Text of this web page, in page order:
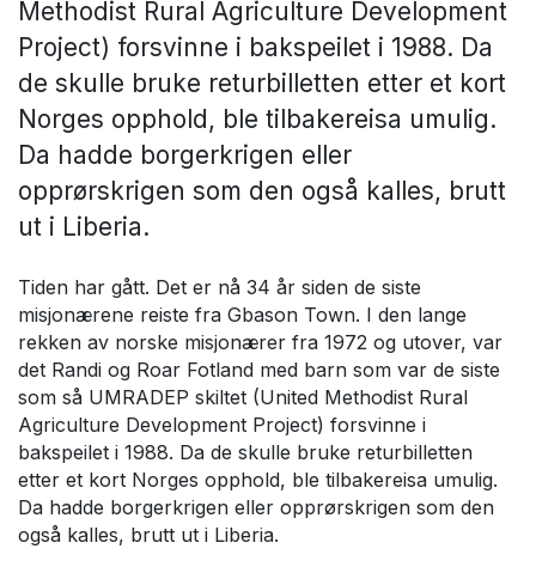
Methodist Rural Agriculture Development
Project) forsvinne i bakspeilet i 1988. Da
de skulle bruke returbilletten etter et kort
Norges opphold, ble tilbakereisa umulig.
Da hadde borgerkrigen eller
opprørskrigen som den også kalles, brutt
ut i Liberia.
Tiden har gått. Det er nå 34 år siden de siste
misjonærene reiste fra Gbason Town. I den lange
rekken av norske misjonærer fra 1972 og utover, var
det Randi og Roar Fotland med barn som var de siste
som så UMRADEP skiltet (United Methodist Rural
Agriculture Development Project) forsvinne i
bakspeilet i 1988. Da de skulle bruke returbilletten
etter et kort Norges opphold, ble tilbakereisa umulig.
Da hadde borgerkrigen eller opprørskrigen som den
også kalles, brutt ut i Liberia.